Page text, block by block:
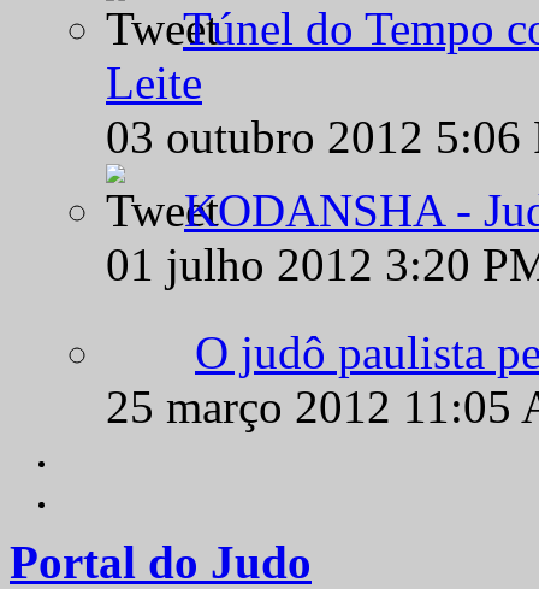
Túnel do Tempo
Leite
03 outubro 2012
KODANSHA -
01 julho 2012 3:20
O judô paulista
25 março 2012
Portal do Judo